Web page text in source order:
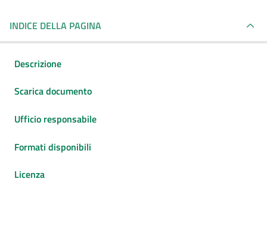
INDICE DELLA PAGINA
Descrizione
Scarica documento
Ufficio responsabile
Formati disponibili
Licenza